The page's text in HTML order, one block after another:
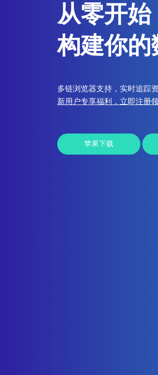
从零开始
构建你的
多链浏览器支持，实时追踪
新用户专享福利，立即注册
苹果下载